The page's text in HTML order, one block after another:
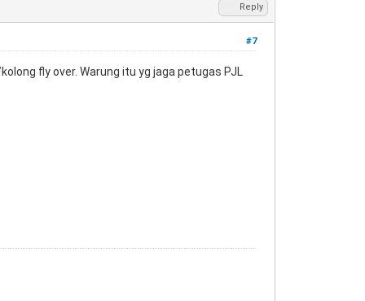
Reply
#7
fly over. Warung itu yg jaga petugas PJL